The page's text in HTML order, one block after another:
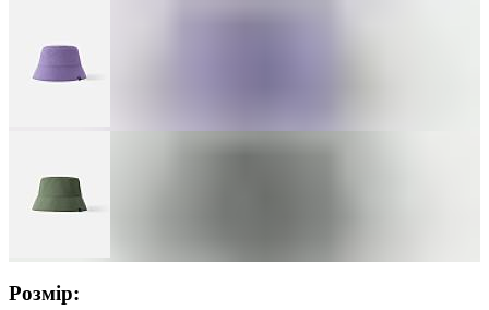
Розмір: